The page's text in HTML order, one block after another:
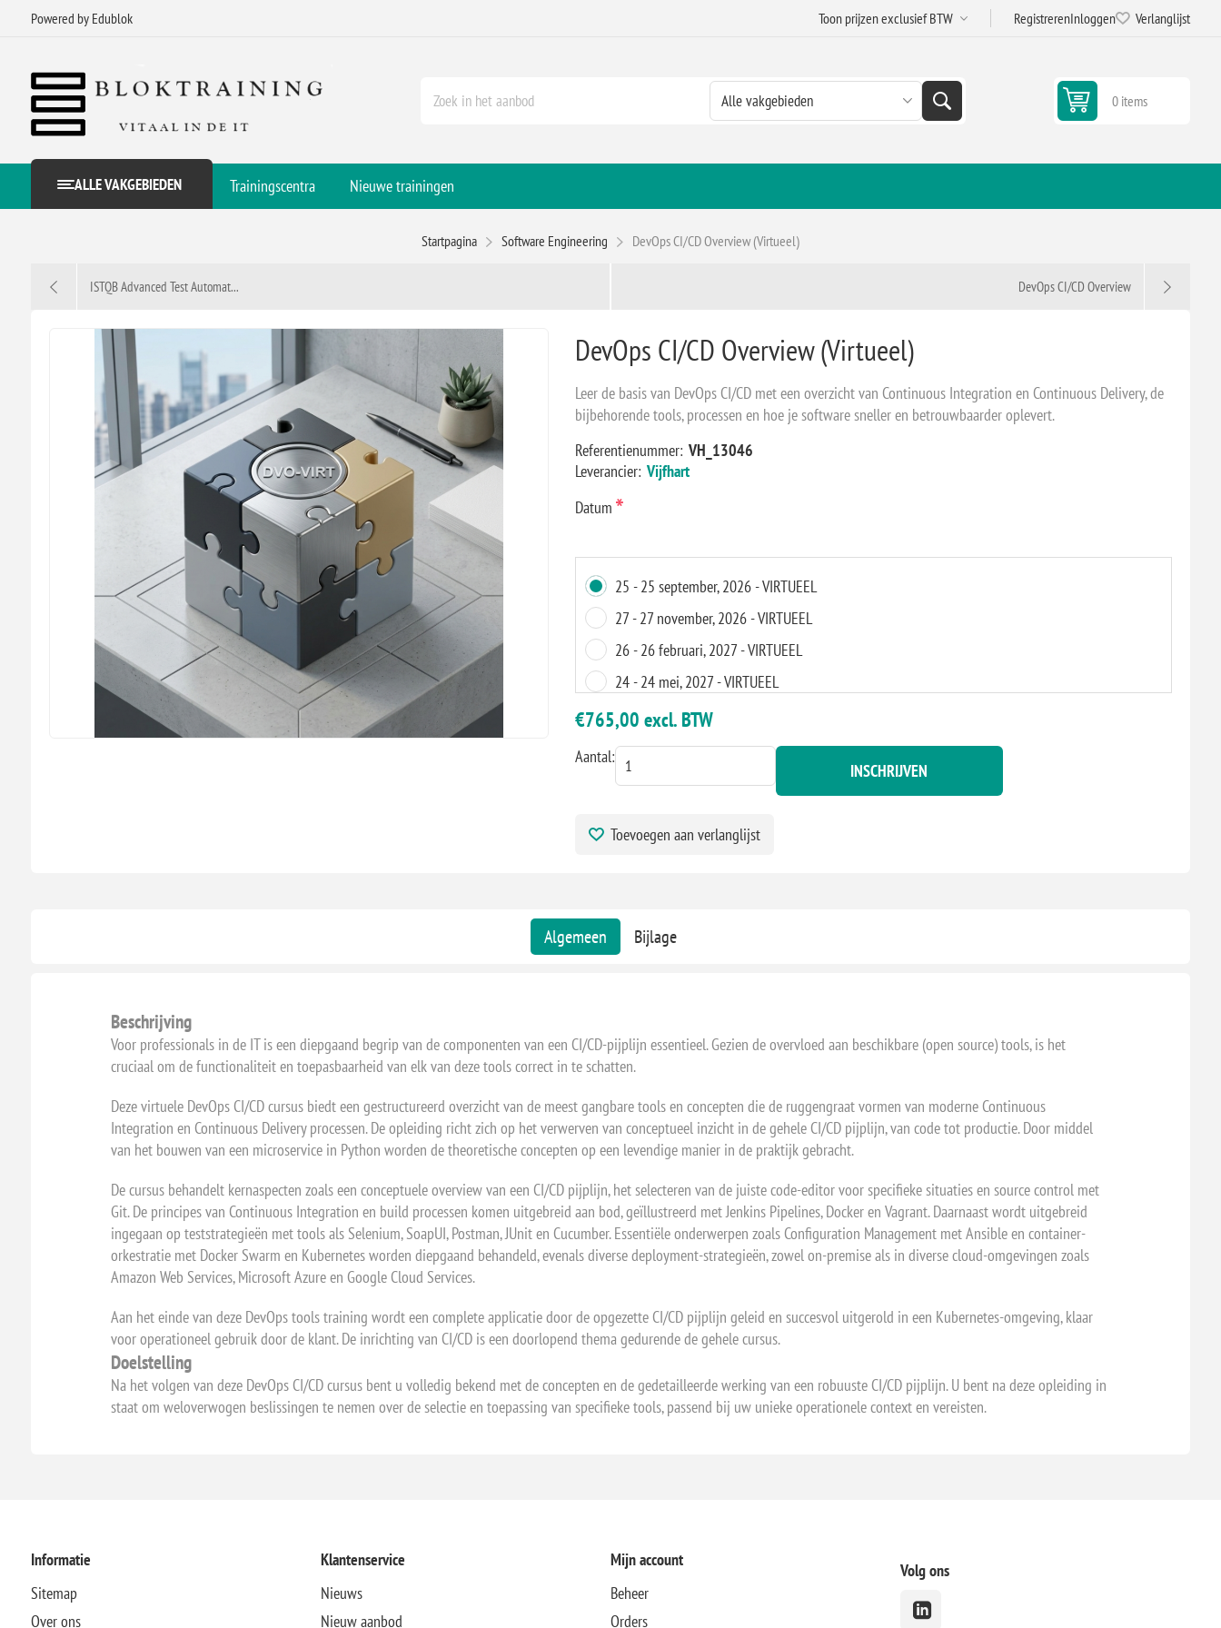
Powered by Edublok RegistrerenInloggen Verlanglijst
0 items
ALLE VAKGEBIEDEN Trainingscentra Nieuwe trainingen
Startpagina Software Engineering DevOps CI/CD Overview (Virtueel)
ISTQB Advanced Test Automat... DevOps CI/CD Overview
DevOps CI/CD Overview (Virtueel)
Leer de basis van DevOps CI/CD met een overzicht van Continuous Integration en Continuous Delivery, de
bijbehorende tools, processen en hoe je software sneller en betrouwbaarder oplevert.
Referentienummer: VH_13046
Leverancier: Vijfhart
Datum *
25 - 25 september, 2026 - VIRTUEEL
27 - 27 november, 2026 - VIRTUEEL
26 - 26 februari, 2027 - VIRTUEEL
24 - 24 mei, 2027 - VIRTUEEL
€765,00 excl. BTW
Aantal:
INSCHRIJVEN
Toevoegen aan verlanglijst
Algemeen Bijlage
Beschrijving
Voor professionals in de IT is een diepgaand begrip van de componenten van een CI/CD-pijplijn essentieel. Gezien de overvloed aan beschikbare (open source) tools, is het
cruciaal om de functionaliteit en toepasbaarheid van elk van deze tools correct in te schatten.
Deze virtuele DevOps CI/CD cursus biedt een gestructureerd overzicht van de meest gangbare tools en concepten die de ruggengraat vormen van moderne Continuous
Integration en Continuous Delivery processen. De opleiding richt zich op het verwerven van conceptueel inzicht in de gehele CI/CD pijplijn, van code tot productie. Door middel
van het bouwen van een microservice in Python worden de theoretische concepten op een levendige manier in de praktijk gebracht.
De cursus behandelt kernaspecten zoals een conceptuele overview van een CI/CD pijplijn, het selecteren van de juiste code-editor voor specifieke situaties en source control met
Git. De principes van Continuous Integration en build processen komen uitgebreid aan bod, geïllustreerd met Jenkins Pipelines, Docker en Vagrant. Daarnaast wordt uitgebreid
ingegaan op teststrategieën met tools als Selenium, SoapUI, Postman, JUnit en Cucumber. Essentiële onderwerpen zoals Configuration Management met Ansible en container-
orkestratie met Docker Swarm en Kubernetes worden diepgaand behandeld, evenals diverse deployment-strategieën, zowel on-premise als in diverse cloud-omgevingen zoals
Amazon Web Services, Microsoft Azure en Google Cloud Services.
Aan het einde van deze DevOps tools training wordt een complete applicatie door de opgezette CI/CD pijplijn geleid en succesvol uitgerold in een Kubernetes-omgeving, klaar
voor operationeel gebruik door de klant. De inrichting van CI/CD is een doorlopend thema gedurende de gehele cursus.
Doelstelling
Na het volgen van deze DevOps CI/CD cursus bent u volledig bekend met de concepten en de gedetailleerde werking van een robuuste CI/CD pijplijn. U bent na deze opleiding in
staat om weloverwogen beslissingen te nemen over de selectie en toepassing van specifieke tools, passend bij uw unieke operationele context en vereisten.
Informatie
Sitemap
Over ons
Klantenservice
Nieuws
Nieuw aanbod
Mijn account
Beheer
Orders
Volg ons